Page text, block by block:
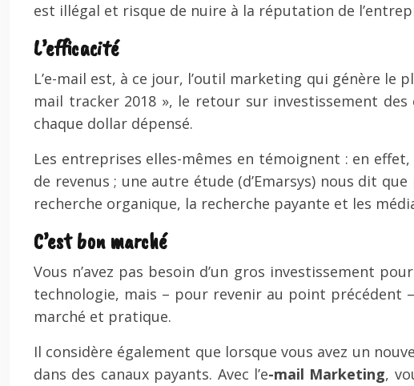
est illégal et risque de nuire à la réputation de
L’efficacité
L’e-mail est, à ce jour, l’outil marketing qui génère le
mail tracker 2018 », le retour sur investissement
chaque dollar dépensé.
Les entreprises elles-mêmes en témoignent : en
de revenus ; une autre étude (d’Emarsys) nous dit
recherche organique, la recherche payante et les
C’est bon marché
Vous n’avez pas besoin d’un gros investissement
technologie, mais – pour revenir au point précédent
marché et pratique.
Il considère également que lorsque vous avez un
dans des canaux payants. Avec l’e-mail Marketing,